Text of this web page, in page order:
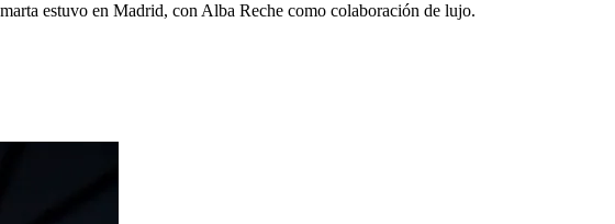
estuvo en Madrid, con Alba Reche como colaboración de lujo.